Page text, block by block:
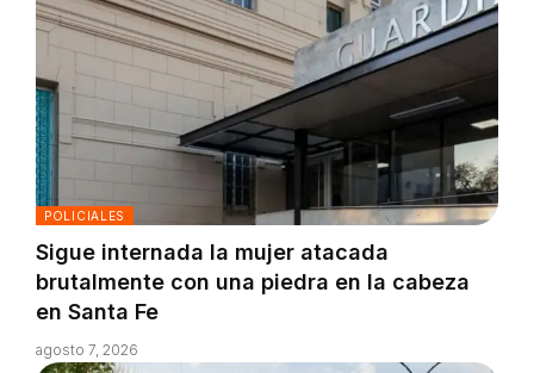
POLICIALES
Sigue internada la mujer atacada
brutalmente con una piedra en la cabeza
en Santa Fe
agosto 7, 2026